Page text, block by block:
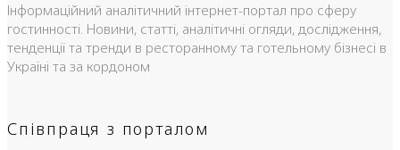
Інформаційний аналітичний інтернет-портал про сферу
гостинності. Новини, статті, аналітичні огляди, дослідження,
тенденції та тренди в ресторанному та готельному бізнесі в
Україні та за кордоном
Співпраця з порталом